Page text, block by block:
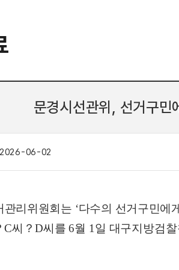
문경시선관위, 선거구
2026-06-02
관리위원회는 ‘다수의 선거구민에
C씨 ？ D씨를6월 1 일 대구지방검찰